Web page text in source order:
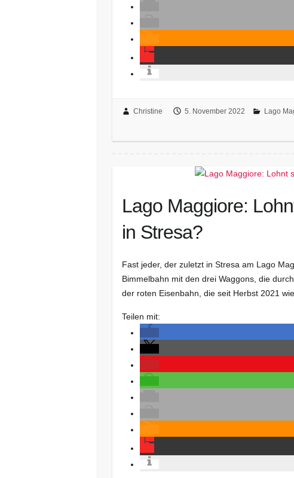
Christine 5. November 2022 Lago
Lago Maggiore:
in Stresa?
Fast jeder, der zuletzt in Stresa am Lago
Bimmelbahn mit den drei Waggons, die
der roten Eisenbahn, die seit Herbst 2021
Teilen mit: